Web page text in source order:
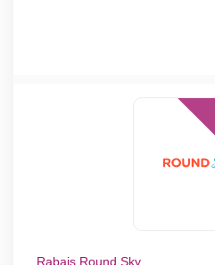
Rabais Round Sky